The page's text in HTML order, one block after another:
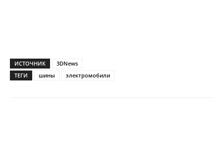
ИСТОЧНИК
3DNews
ТЕГИ
шины электромобили